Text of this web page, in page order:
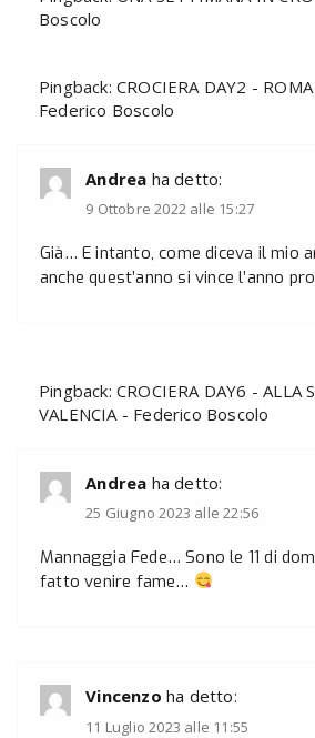
Boscolo
Pingback: CROCIERA DAY2 -
Federico Boscolo
Andrea ha detto:
9 Ottobre 2022 alle 15:27
Già… E intanto, come diceva il mio
anche quest’anno si vince l’anno
Pingback: CROCIERA DAY6 - ALLA
VALENCIA - Federico Boscolo
Andrea ha detto:
25 Giugno 2023 alle 22:56
Mannaggia Fede… Sono le 11 di
fatto venire fame…
Vincenzo ha detto:
11 Luglio 2023 alle 11:55